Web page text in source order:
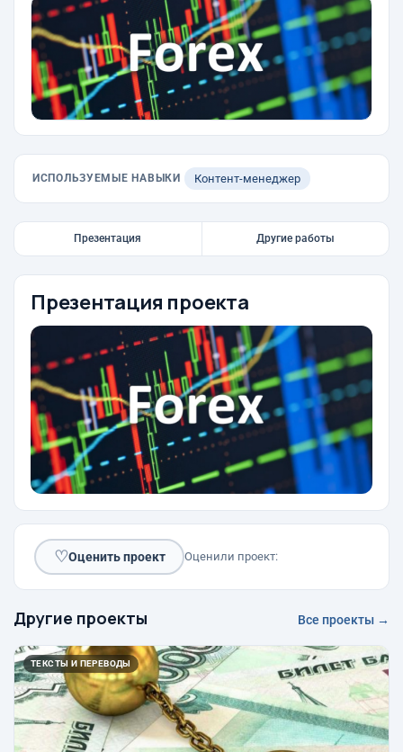
ИСПОЛЬЗУЕМЫЕ НАВЫКИ Контент-менеджер
Презентация Другие работы
Презентация проекта
♡Оценить проект Оценили проект:
Другие проекты Все проекты →
ТЕКСТЫ И ПЕРЕВОДЫ